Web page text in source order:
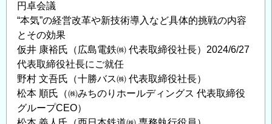
円卓会議
“本気”の経営改革や新技術導入など具体的挑戦の内容
とその効果
仮井 康裕氏（広島電鉄㈱ 代表取締役社長）2024/6/27
代表取締役社長にご就任
野村 文吾氏（十勝バス㈱ 代表取締役社長）
松本 順氏（㈱みちのりホールディングス 代表取締役
グループCEO）